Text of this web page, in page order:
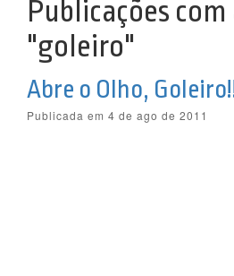
Publicações com
"goleiro"
Abre o Olho,
Publicada em 4 de ago de 2011